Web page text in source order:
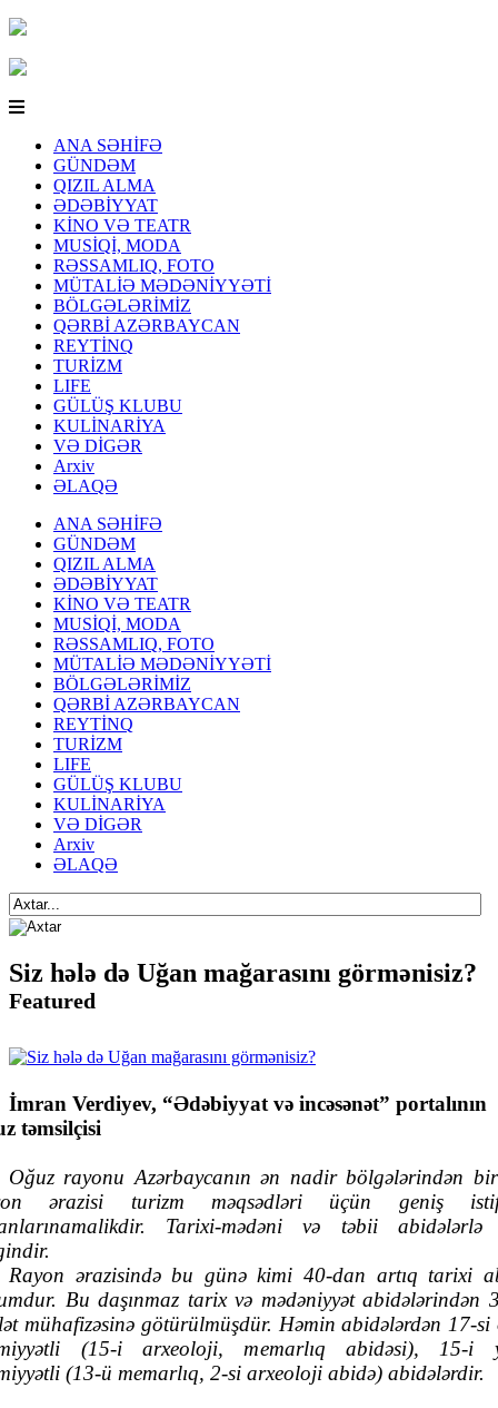
ANA SƏHİFƏ
GÜNDƏM
QIZIL ALMA
ƏDƏBİYYAT
KİNO VƏ TEATR
MUSİQİ, MODA
RƏSSAMLIQ, FOTO
MÜTALİƏ MƏDƏNİYYƏTİ
BÖLGƏLƏRİMİZ
QƏRBİ AZƏRBAYCAN
REYTİNQ
TURİZM
LIFE
GÜLÜŞ KLUBU
KULİNARİYA
VƏ DİGƏR
Arxiv
ƏLAQƏ
ANA SƏHİFƏ
GÜNDƏM
QIZIL ALMA
ƏDƏBİYYAT
KİNO VƏ TEATR
MUSİQİ, MODA
RƏSSAMLIQ, FOTO
MÜTALİƏ MƏDƏNİYYƏTİ
BÖLGƏLƏRİMİZ
QƏRBİ AZƏRBAYCAN
REYTİNQ
TURİZM
LIFE
GÜLÜŞ KLUBU
KULİNARİYA
VƏ DİGƏR
Arxiv
ƏLAQƏ
Siz hələ də Uğan mağarasını görmənisiz?
Featured
İmran Verdiyev, “Ədəbiyyat və incəsənət” portalının
təmsilçisi
Oğuz rayonu Azərbaycanın ən nadir bölgələrindən
ərazisi turizm məqsədləri üçün geniş
malikdir. Tarixi-mədəni və təbii abidələrlə
Rayon ərazisində bu günə kimi 40-dan artıq tarixi
Bu daşınmaz tarix və mədəniyyət abidələrindən
mühafizəsinə götürülmüşdür. Həmin abidələrdən 17-si
(15-i arxeoloji, memarlıq abidəsi), 15-i
(13-ü memarlıq, 2-si arxeoloji abidə) abidələrdir.